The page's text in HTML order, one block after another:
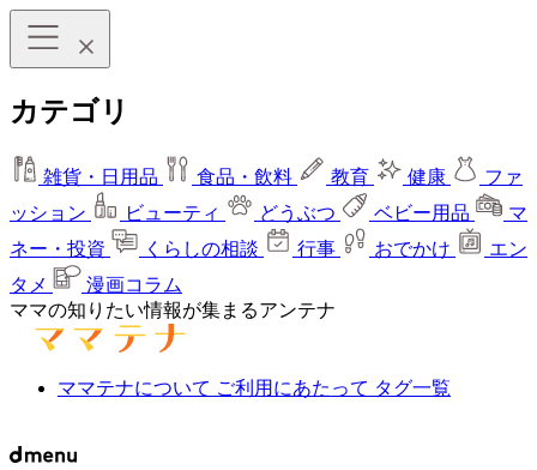
カテゴリ
雑貨・日用品 食品・飲料 教育 健康
ファ
ッション
ビューティ どうぶつ ベビー用品
マ
ネー・投資
くらしの相談 行事 おでかけ
エン
タメ
漫画コラム
ママの知りたい情報が集まるアンテナ
ママテナについて ご利用にあたって タグ一覧